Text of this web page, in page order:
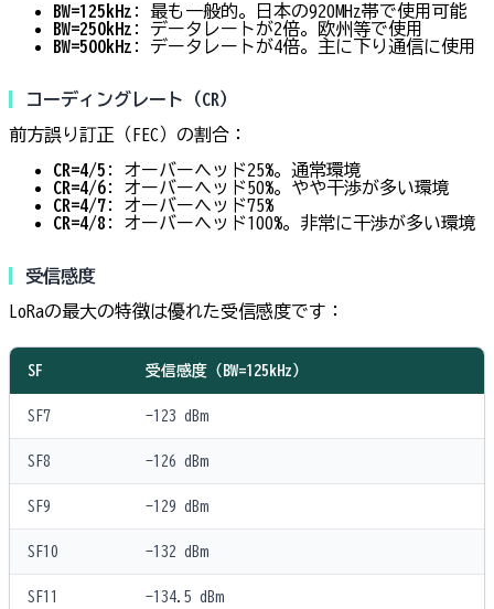
BW=125kHz : 最も一般的。日本の920MHz帯で使用可能
BW=250kHz : データレートが2倍。欧州等で使用
BW=500kHz : データレートが4倍。主に下り通信に使用
コーディングレート（CR）
前方誤り訂正（FEC）の割合：
CR=4/5 : オーバーヘッド25%。通常環境
CR=4/6: オーバーヘッド50%。やや干渉が多い環境
CR=4/7: オーバーヘッド75%
CR=4/8 : オーバーヘッド100%。非常に干渉が多い環境
受信感度
LoRaの最大の特徴は優れた受信感度です：
SF 受信感度（BW=125kHz）
SF7 -123 dBm
SF8 -126 dBm
SF9 -129 dBm
SF10 -132 dBm
SF11 -134.5 dBm